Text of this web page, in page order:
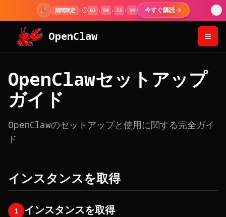
🎉 期間限定 02 : 08 : 22 : 39 今すぐ購読
OpenClaw
OpenClawセットアップ
ガイド
OpenClawのセットアップと使用に関する完全ガイ
ド
インスタンスを取得
1 インスタンスを取得